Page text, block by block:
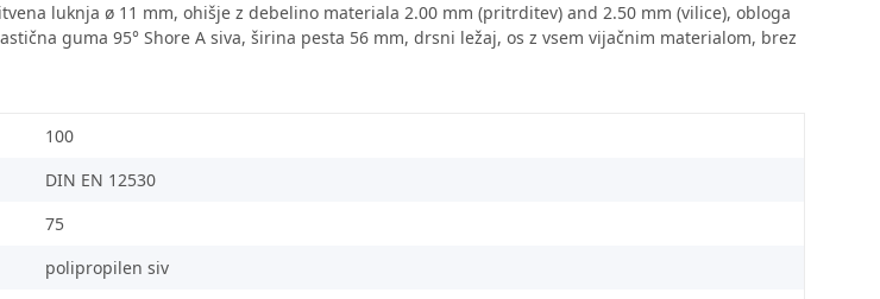
luknja ø 11 mm, ohišje z debelino materiala 2.00 mm (pritrditev) and 2.50 mm (vilice), obloga
guma 95° Shore A siva, širina pesta 56 mm, drsni ležaj, os z vsem vijačnim materialom, brez
100
DIN EN 12530
75
polipropilen siv